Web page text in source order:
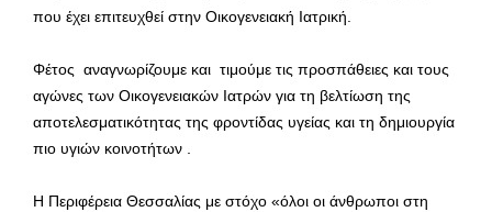
που έχει επιτευχθεί στην Οικογενειακή Ιατρική.
Φέτος αναγνωρίζουμε και τιμούμε τις προσπάθειες και τους
αγώνες των Οικογενειακών Ιατρών για τη βελτίωση της
αποτελεσματικότητας της φροντίδας υγείας και τη δημιουργία
πιο υγιών κοινοτήτων .
Η Περιφέρεια Θεσσαλίας με στόχο «όλοι οι άνθρωποι στη